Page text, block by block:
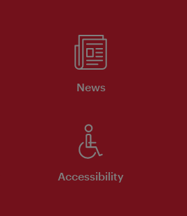
News
Accessibility